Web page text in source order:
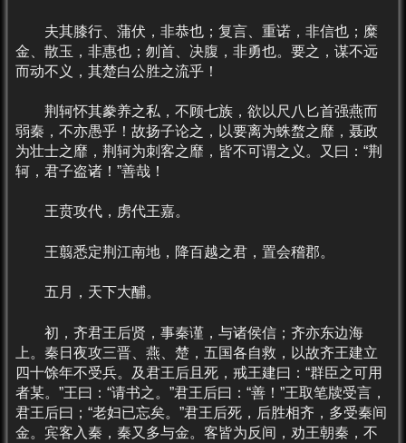
夫其膝行、蒲伏，非恭也；复言、重诺，非信也；糜
金、散玉，非惠也；刎首、决腹，非勇也。要之，谋不远
而动不义，其楚白公胜之流乎！
荆轲怀其豢养之私，不顾七族，欲以尺八匕首强燕而
弱秦，不亦愚乎！故扬子论之，以要离为蛛蝥之靡，聂政
为壮士之靡，荆轲为刺客之靡，皆不可谓之义。又曰：“荆
轲，君子盗诸！”善哉！
王贲攻代，虏代王嘉。
王翦悉定荆江南地，降百越之君，置会稽郡。
五月，天下大酺。
初，齐君王后贤，事秦谨，与诸侯信；齐亦东边海
上。秦日夜攻三晋、燕、楚，五国各自救，以故齐王建立
四十馀年不受兵。及君王后且死，戒王建曰：“群臣之可用
者某。”王曰：“请书之。”君王后曰：“善！”王取笔牍受言，
君王后曰；“老妇已忘矣。”君王后死，后胜相齐，多受秦间
金。宾客入秦，秦又多与金。客皆为反间，劝王朝秦，不